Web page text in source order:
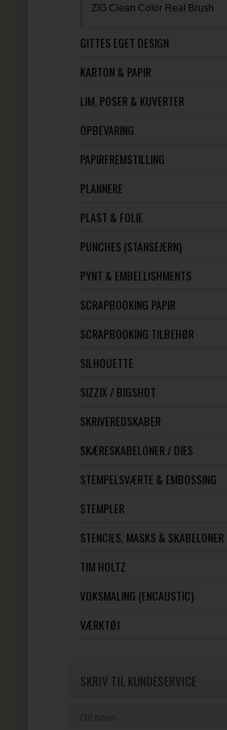
ZIG Clean Color Real Brush
GITTES EGET DESIGN
KARTON & PAPIR
LIM, POSER & KUVERTER
OPBEVARING
PAPIRFREMSTILLING
PLANNERE
PLAST & FOLIE
PUNCHES (STANSEJERN)
PYNT & EMBELLISHMENTS
SCRAPBOOKING PAPIR
SCRAPBOOKING TILBEHØR
SILHOUETTE
SIZZIX / BIGSHOT
SKRIVEREDSKABER
SKÆRESKABELONER / DIES
STEMPELSVÆRTE & EMBOSSING
STEMPLER
STENCILS, MASKS & SKABELONER
TIM HOLTZ
VOKSMALING (ENCAUSTIC)
VÆRKTØJ
SKRIV TIL KUNDESERVICE